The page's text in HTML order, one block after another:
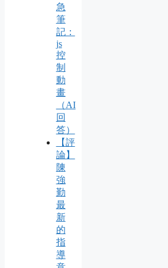
急
筆
記：
js
控
制
動
畫
（AI
回
答）
【評
論】
陳
強
勤
最
新
的
指
導